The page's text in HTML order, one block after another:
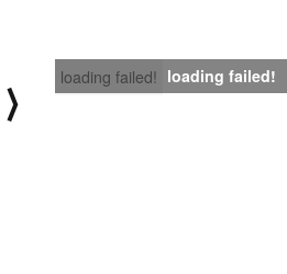
loading failed! loading failed!
⟩